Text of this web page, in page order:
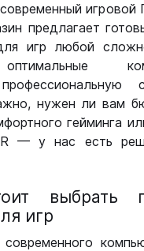
предлагает
игр любой
нужен ли вам
гейминга
— у нас есть
выбрать
игр
современного